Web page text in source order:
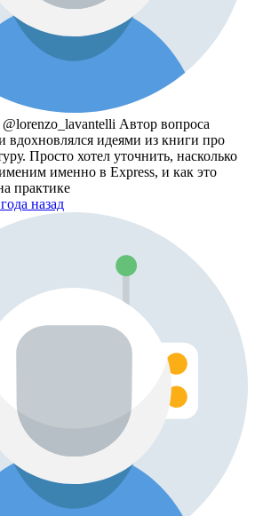
@lorenzo_lavantelli Автор вопроса
вдохновлялся идеями из книги про
Просто хотел уточнить, насколько
именно в Express, и как это
практике
назад